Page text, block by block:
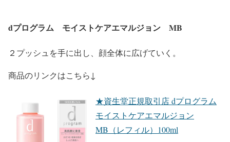
dプログラム モイストケアエマルジョン MB
２プッシュを手に出し、顔全体に広げていく。
商品のリンクはこちら↓
★資生堂正規取引店 dプログラム
モイストケアエマルジョン
MB（レフィル）100ml